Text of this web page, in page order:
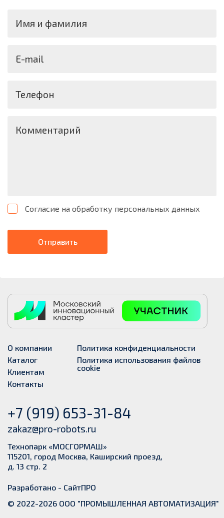
Имя и фамилия
E-mail
Телефон
Комментарий
Согласие на обработку персональных данных
Отправить
О компании
Каталог
Клиентам
Контакты
Политика конфиденциальности
Политика использования файлов
cookie
+7 (919) 653-31-84
zakaz@pro-robots.ru
Технопарк «МОСГОРМАШ»
115201, город Москва, Каширский проезд,
д. 13 стр. 2
© 2022-2026 ООО "ПРОМЫШЛЕННАЯ АВТОМАТИЗАЦИЯ"
Разработано - СайтПРО